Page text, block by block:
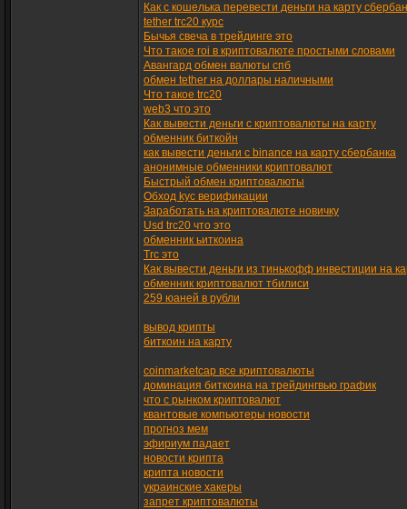
Как с кошелька перевести деньги на карту
tether trc20 курс
Бычья свеча в трейдинге это
Что такое roi в криптовалюте простыми словами
Авангард обмен валюты спб
обмен tether на доллары наличными
Что такое trc20
web3 что это
Как вывести деньги с криптовалюты на карту
обменник биткойн
как вывести деньги с binance на карту сбербанка
анонимные обменники криптовалют
Быстрый обмен криптовалюты
Обход kyc верификации
Заработать на криптовалюте новичку
Usd trc20 что это
обменник ьиткоина
Trc это
Как вывести деньги из тинькофф инвестиции на
обменник криптовалют тбилиси
259 юаней в рубли
вывод крипты
биткоин на карту
coinmarketcap все криптовалюты
доминация биткоина на трейдингвью график
что с рынком криптовалют
квантовые компьютеры новости
прогноз мем
эфириум падает
новости крипта
крипта новости
украинские хакеры
запрет криптовалюты